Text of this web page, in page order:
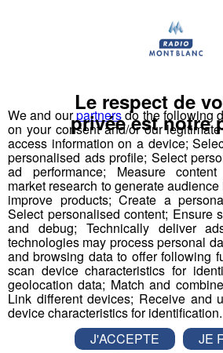
Jumping International de
émission spéciale pour la 15ᵉ
La Terrasse Radio Mont Blanc
Dame Nature |
Savoyarde
We and ourpartnersdo the following
on your consent and/or our
access information on a device;
personalised ads profile; Select
ad performance; Measure
market research to generate
improve products; Create a
Select personalised content; Ensure
and debug; Technically deliver
technologies may process personal
and browsing data to offer following
scan device characteristics for
geolocation data; Match and
Link different devices; Receive and
device characteristics for identification.
Le respect de
privée est notre
J'ACCEPTE
JE